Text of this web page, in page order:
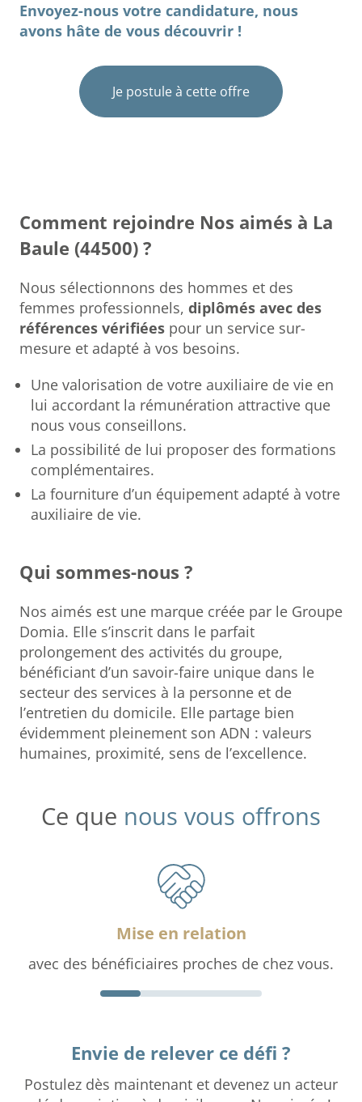
Envoyez-nous votre candidature, nous
avons hâte de vous découvrir !
Je postule à cette offre
Comment rejoindre Nos aimés à La
Baule (44500) ?
Nous sélectionnons des hommes et des
femmes professionnels, diplômés avec des
références vérifiéespour un service sur-
mesure et adapté à vos besoins.
Une valorisation de votre auxiliaire de vie en
lui accordant la rémunération attractive que
nous vous conseillons.
La possibilité de lui proposer des formations
complémentaires.
La fourniture d’un équipement adapté à votre
auxiliaire de vie.
Qui sommes-nous ?
Nos aimés est une marque créée par le Groupe
Domia. Elle s’inscrit dans le parfait
prolongement des activités du groupe,
bénéficiant d’un savoir-faire unique dans le
secteur des services à la personne et de
l’entretien du domicile. Elle partage bien
évidemment pleinement son ADN : valeurs
humaines, proximité, sens de l’excellence.
Ce que nous vous offrons
Mise en relation
avec des bénéficiaires proches de chez vous.
Envie de relever ce défi ?
Postulez dès maintenant et devenez un acteur